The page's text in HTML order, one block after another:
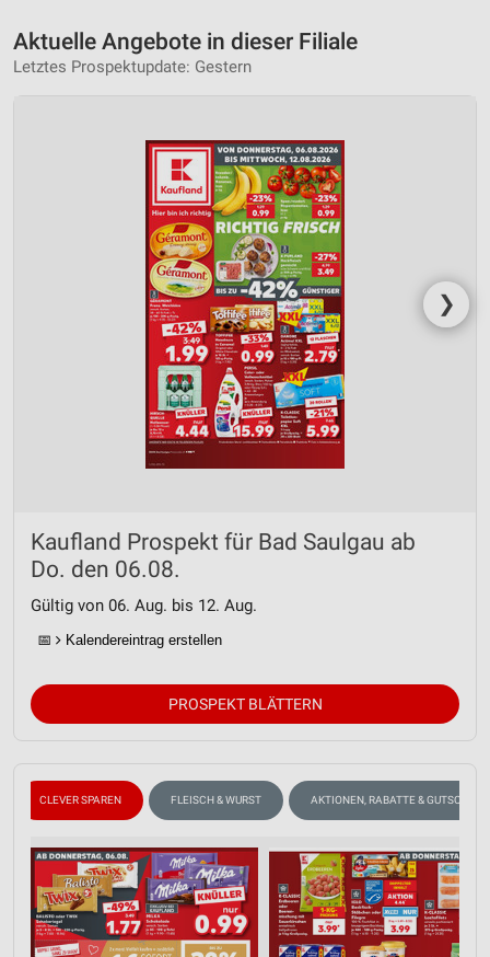
Aktuelle Angebote in dieser Filiale
Letztes Prospektupdate: Gestern
❯
Kaufland Prospekt für Bad Saulgau ab
Do. den 06.08.
Gültig von 06. Aug. bis 12. Aug.
📅 Kalendereintrag erstellen
PROSPEKT BLÄTTERN
CLEVER SPAREN FLEISCH & WURST AKTIONEN, RABATTE &